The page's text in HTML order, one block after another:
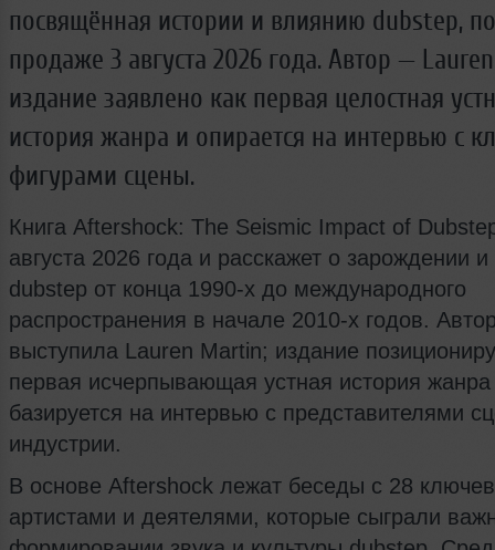
посвящённая истории и влиянию dubstep,
продаже 3 августа 2026 года. Автор —
издание заявлено как первая целостная
история жанра и опирается на интервью с
фигурами сцены.
Книга Aftershock: The Seismic Impact of
августа 2026 года и расскажет о зарождении и
dubstep от конца 1990‑х до международного
распространения в начале 2010‑х годов.
выступила Lauren Martin; издание
первая исчерпывающая устная история
базируется на интервью с представителями
индустрии.
В основе Aftershock лежат беседы с 28
артистами и деятелями, которые сыграли